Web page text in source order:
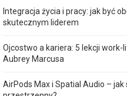
Integracja życia i pracy: jak być
skutecznym liderem
Ojcostwo a kariera: 5 lekcji work-
Aubrey Marcusa
AirPods Max i Spatial Audio –